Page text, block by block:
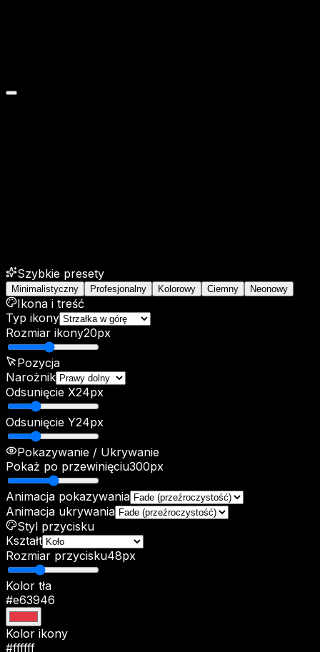
Szybkie presety
Minimalistyczny Profesjonalny Kolorowy Ciemny Neonowy
Ikona i treść
Typ ikony
Rozmiar ikony20px
Pozycja
Narożnik
Odsunięcie X24px
Odsunięcie Y24px
Pokazywanie / Ukrywanie
Pokaż po przewinięciu300px
Animacja pokazywania
Animacja ukrywania
Styl przycisku
Kształt
Rozmiar przycisku48px
Kolor tła
#e63946
Kolor ikony
#ffffff